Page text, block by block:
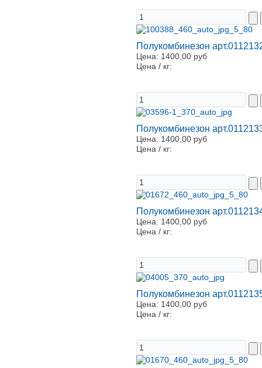
Полукомбинезон
Цена: 1400,00 руб
Цена / кг:
Полукомбинезон
Цена: 1400,00 руб
Цена / кг:
Полукомбинезон
Цена: 1400,00 руб
Цена / кг:
Полукомбинезон
Цена: 1400,00 руб
Цена / кг: